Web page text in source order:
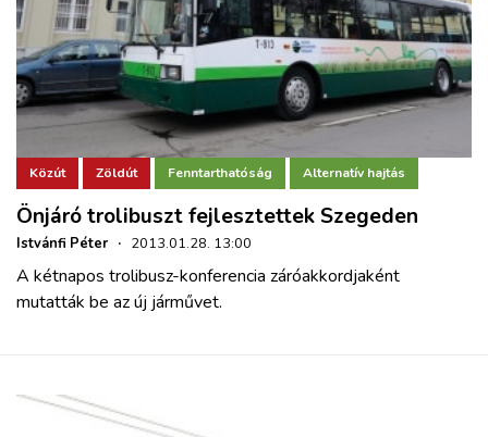
Közút Zöldút Fenntarthatóság Alternatív hajtás
Önjáró trolibuszt fejlesztettek Szegeden
Istvánfi Péter · 2013.01.28. 13:00
A kétnapos trolibusz-konferencia záróakkordjaként
mutatták be az új járművet.